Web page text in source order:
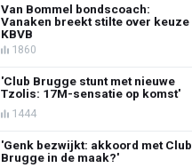
Van Bommel bondscoach:
Vanaken breekt stilte over keuze
KBVB
1860
'Club Brugge stunt met nieuwe
Tzolis: 17M-sensatie op komst'
1444
'Genk bezwijkt: akkoord met Club
Brugge in de maak?'